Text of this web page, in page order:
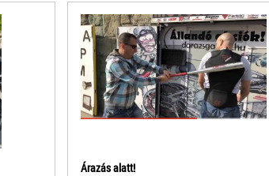
Árazás alatt!